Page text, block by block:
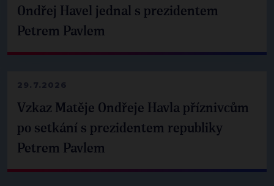
Ondřej Havel jednal s prezidentem
Petrem Pavlem
29.7.2026
Vzkaz Matěje Ondřeje Havla příznivcům
po setkání s prezidentem republiky
Petrem Pavlem